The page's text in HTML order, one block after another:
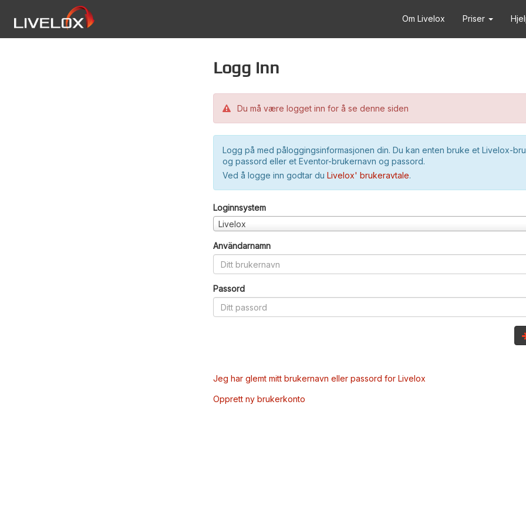
Om Livelox Priser
Logg inn
Du må være logget inn for å se denne siden
Logg på med påloggingsinformasjonen din. Du kan enten bruke et Livelox-
og passord eller et Eventor-brukernavn og passord.
Ved å logge inn godtar du Livelox' brukeravtale.
Loginnsystem
Livelox
Användarnamn
Passord
Jeg har glemt mitt brukernavn eller passord for Livelox
Opprett ny brukerkonto